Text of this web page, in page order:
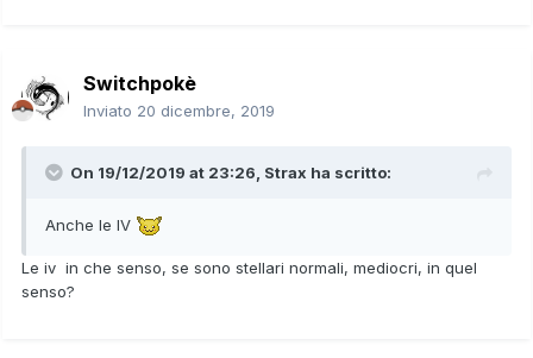
ipertaglio
Mewoth evento gigamax maschio natura timida pregio all
pp
Pokémon che cerco/vanno benne anche non evoluti ciòe
Appletune abilità grassospesso natura modesta
Switchpokè
Inviato 20 dicembre, 2019
On 19/12/2019 at 23:26, Strax ha scritto:
Anche le IV
Le iv in che senso, se sono stellari normali, mediocri, in quel
senso?